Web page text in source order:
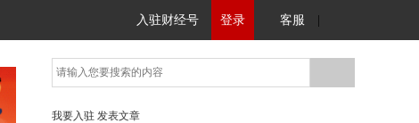
入驻财经号 登录 客服
我要入驻 发表文章